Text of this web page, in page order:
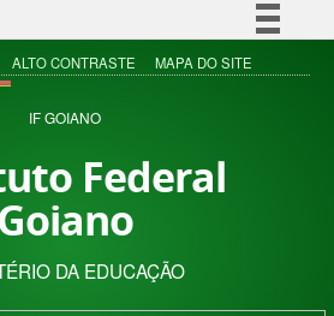
Simplifique!
Acesso à informação
ALTO CONTRASTE MAPA DO SITE
IF GOIANO
Federal
Goiano
DA EDUCAÇÃO